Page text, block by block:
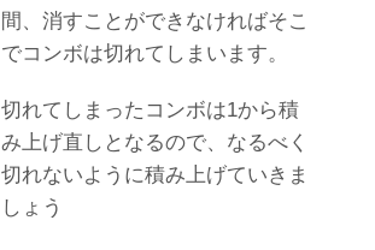
間、消すことができなければそこ
でコンボは切れてしまいます。
切れてしまったコンボは1から積
み上げ直しとなるので、なるべく
切れないように積み上げていきま
しょう